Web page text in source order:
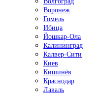
Воронеж
Гомель
Ибица
Йошкар-Ола
Калининград
Калвер-Сити
Киев
Кишинёв
Краснодар
Лаваль